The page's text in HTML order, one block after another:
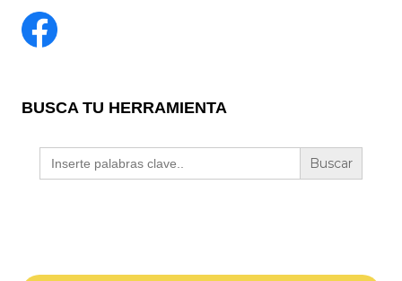
BUSCA TU HERRAMIENTA
Buscar: